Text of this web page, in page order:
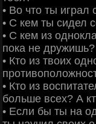
• Во что ты играл
• С кем ты сидел
• С кем из
пока не дружишь?
• Кто из твоих
• Кто из
больше всех? А
• Если бы ты на